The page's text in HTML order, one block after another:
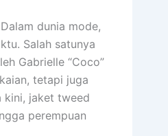
dunia mode,
Salah satunya
Gabrielle “Coco”
tetapi juga
kini, jaket tweed
perempuan